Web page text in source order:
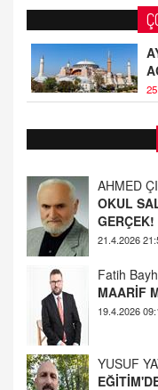
AHMED
OKUL
21.4.2026
Fatih
MAARİF
YUSUF